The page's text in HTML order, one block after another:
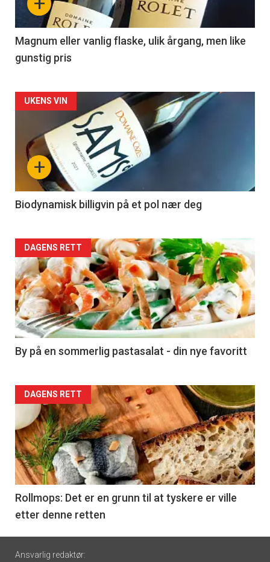
3
Magnum eller vanlig flaske, ulik årgang, men like
gunstig pris
Forsiden
akkurat
nå
4
+
UKENS VIN
Biodynamisk billigvin på et pol nær deg
Forsiden
akkurat
nå
-
5
DAGENS RETT
By på en sommerlig pastasalat - din nye favoritt
Forsiden
akkurat
nå
-
6
DAGENS RETT
Rollmops: Det er en grunn til at tyskere er ville
etter denne retten
Footer
Ansvarlig redaktør: